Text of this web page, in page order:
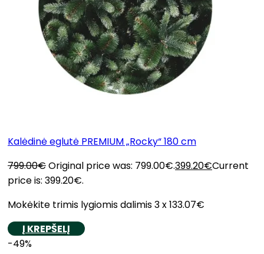
Kalėdinė eglutė PREMIUM „Rocky“ 180 cm
799.00€Original price was: 799.00€.399.20€Current
price is: 399.20€.
Mokėkite trimis lygiomis dalimis 3 x 133.07€
Į KREPŠELĮ
-49%